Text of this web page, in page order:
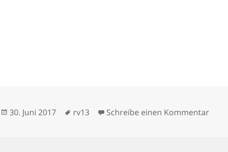
Veröffentlicht
30. Juni 2017 Schlagwörter
rv13 Schreibe einen Kommentarzu